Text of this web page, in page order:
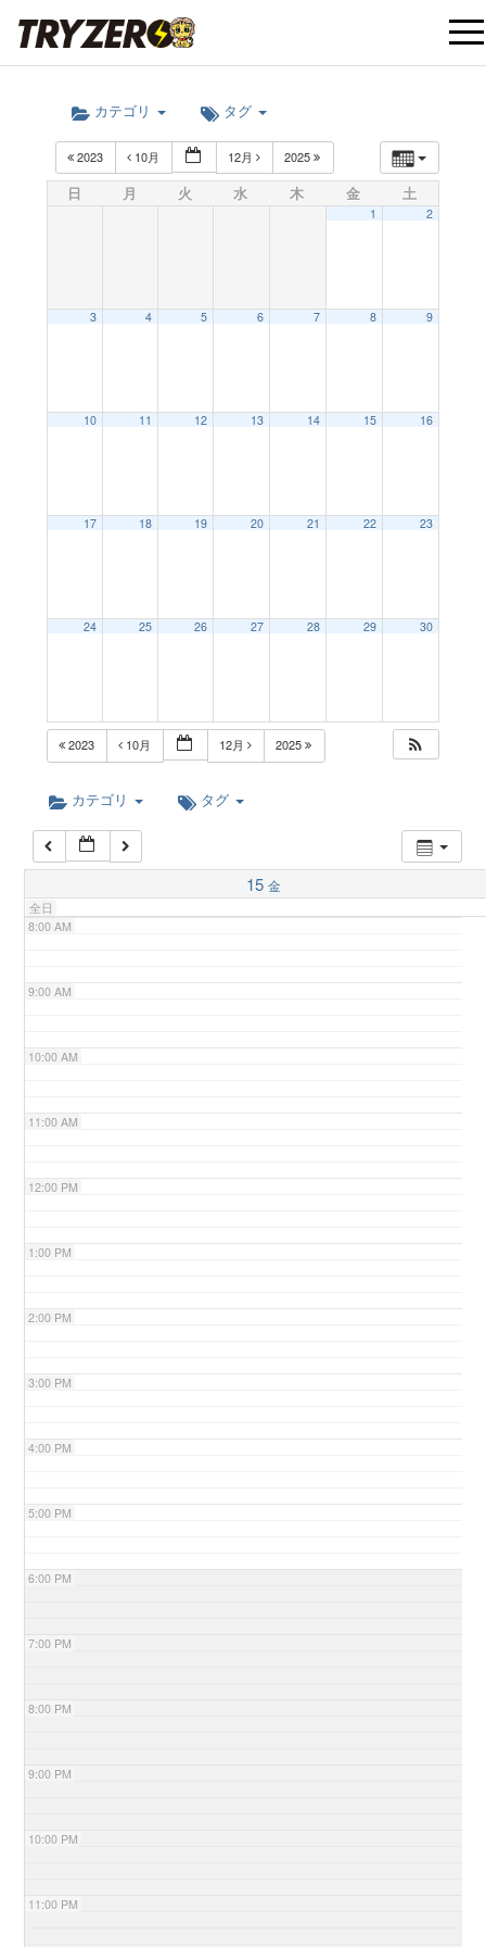
t
i
カテゴリ タグ
2023 10月 12月 2025
日 月 火 水 木 金 土
1 2
3 4 5 6 7 8 9
10 11 12 13 14 15 16
17 18 19 20 21 22 23
24 25 26 27 28 29 30
2023 10月 12月 2025
カテゴリ タグ
15 金
全日
5:00 AM
6:00 AM
7:00 AM
8:00 AM
9:00 AM
10:00 AM
11:00 AM
12:00 PM
1:00 PM
2:00 PM
3:00 PM
4:00 PM
5:00 PM
6:00 PM
7:00 PM
8:00 PM
9:00 PM
10:00 PM
11:00 PM